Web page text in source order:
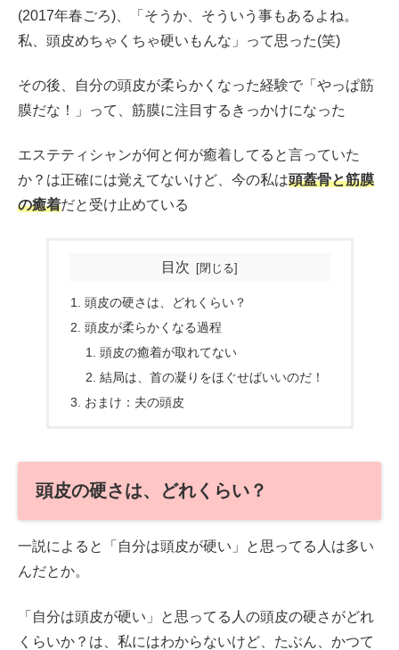
(2017年春ごろ)、「そうか、そういう事もあるよね。
私、頭皮めちゃくちゃ硬いもんな」って思った(笑)
その後、自分の頭皮が柔らかくなった経験で「やっぱ筋
膜だな！」って、筋膜に注目するきっかけになった
エステティシャンが何と何が癒着してると言っていた
か？は正確には覚えてないけど、今の私は頭蓋骨と筋膜
の癒着だと受け止めている
目次
頭皮の硬さは、どれくらい？
頭皮が柔らかくなる過程
頭皮の癒着が取れてない
結局は、首の凝りをほぐせばいいのだ！
おまけ：夫の頭皮
頭皮の硬さは、どれくらい？
一説によると「自分は頭皮が硬い」と思ってる人は多い
んだとか。
「自分は頭皮が硬い」と思ってる人の頭皮の硬さがどれ
くらいか？は、私にはわからないけど、たぶん、かつて